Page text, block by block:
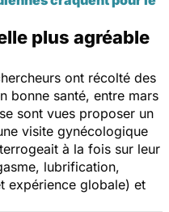
plus agréable
ont récolté des
bonne santé, entre mars
sont vues proposer un
visite gynécologique
à la fois sur leur
lubrification,
expérience globale) et